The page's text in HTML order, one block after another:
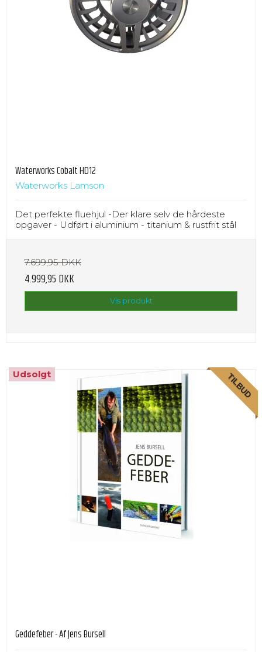
Waterworks Cobalt HD12
Waterworks Lamson
Det perfekte fluehjul -Der klare selv de hårdeste
opgaver - Udført i aluminium - titanium & rustfrit stål
7.699,95 DKK
4.999,95 DKK
Vis produkt
TILBUD
Udsolgt
Geddefeber - Af Jens Bursell